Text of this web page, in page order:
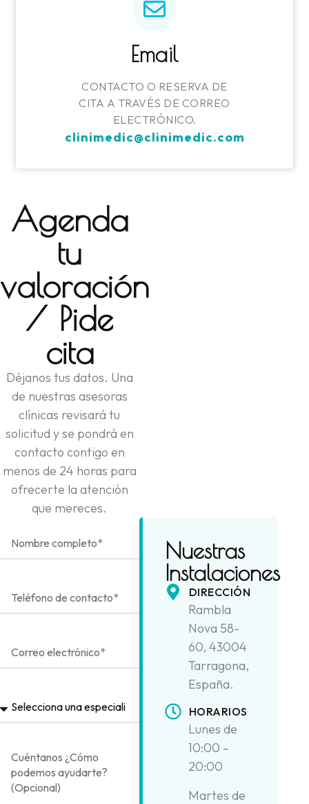
Email
CONTACTO O RESERVA DE
CITA A TRAVÉS DE CORREO
ELECTRÓNICO.
clinimedic@clinimedic.com
Agenda
tu
valoración
/ Pide
cita
Déjanos tus datos. Una
de nuestras asesoras
clínicas revisará tu
solicitud y se pondrá en
contacto contigo en
menos de 24 horas para
ofrecerte la atención
que mereces.
Nuestras
Instalaciones
DIRECCIÓN
Rambla
Nova 58-
60, 43004
Tarragona,
España.
HORARIOS
Lunes de
10:00 –
20:00
Martes de